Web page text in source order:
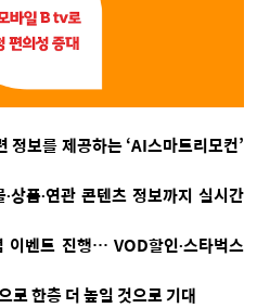
정보를 제공하는‘AI스마트리모컨’
∙상품∙연관 콘텐츠 정보까지 실시간
이벤트 진행… VOD할인∙스타벅스
로 한층 더 높일 것으로 기대